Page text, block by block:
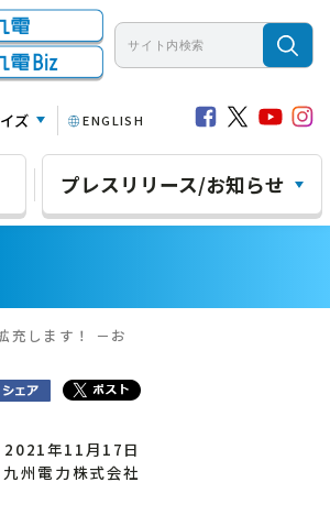
ズ ENGLISH
プレスリリース/お知らせ
充します！ －お
2021年11月17日
九州電力株式会社